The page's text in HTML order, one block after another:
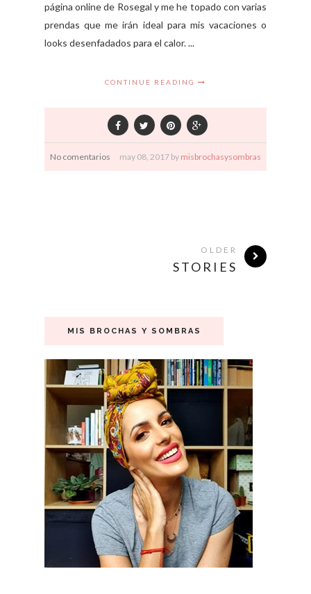
página online de Rosegal y me he topado con varias
prendas que me irán ideal para mis vacaciones o
looks desenfadados para el calor. ...
CONTINUE READING
No comentarios may 08, 2017 by misbrochasysombras
OLDER
STORIES
MIS BROCHAS Y SOMBRAS